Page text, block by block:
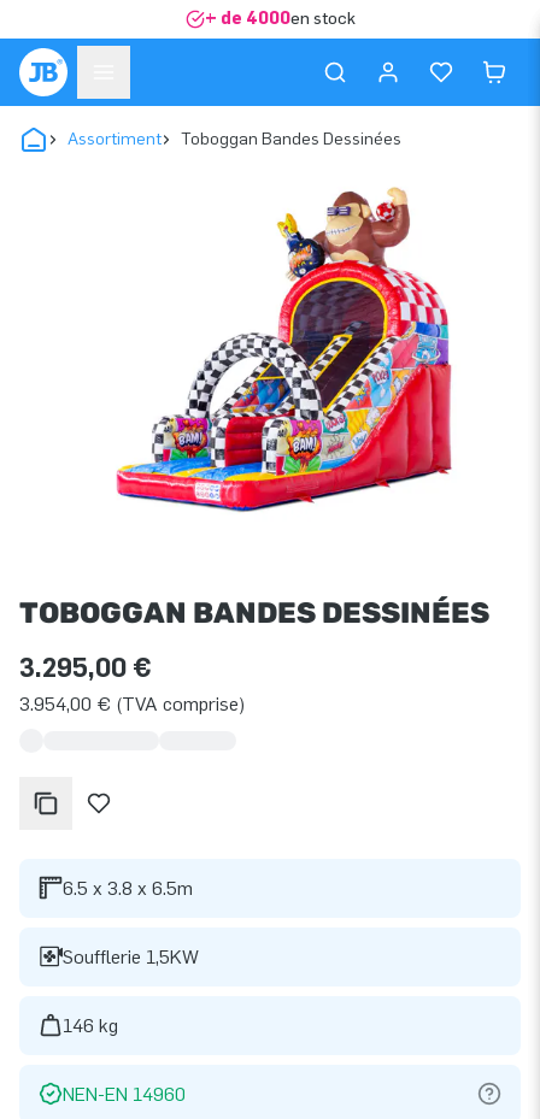
+ de 4000en stock
Assortiment Toboggan Bandes Dessinées
TOBOGGAN BANDES DESSINÉES
3.295,00 €
3.954,00 € (TVA comprise)
6.5 x 3.8 x 6.5m
Soufflerie 1,5KW
146 kg
NEN-EN 14960